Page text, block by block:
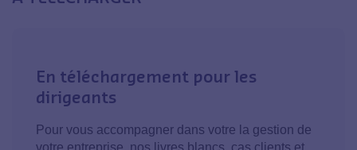
En téléchargement pour les
dirigeants
Pour vous accompagner dans votre la gestion de
votre entreprise, nos livres blancs, cas clients et